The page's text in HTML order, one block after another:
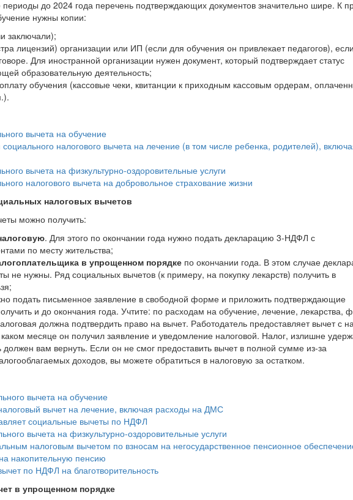
периоды до 2024 года перечень подтверждающих документов значительно шире. К
нужны копии:
заключали);
лицензий) организации или ИП (если для обучения он привлекает педагогов),
Для иностранной организации нужен документ, который подтверждает статус
образовательную деятельность;
обучения (кассовые чеки, квитанции к приходным кассовым ордерам,
вычета на обучение
налогового вычета на лечение (в том числе ребенка, родителей),
вычета на физкультурно-оздоровительные услуги
налогового вычета на добровольное страхование жизни
налоговых вычетов
можно получить:
. Для этого по окончании года нужно подать декларацию 3-НДФЛ с
по месту жительства;
в упрощенном порядке по окончании года. В этом случае
не нужны. Ряд социальных вычетов (к примеру, на покупку лекарств) получить в
подать письменное заявление в свободной форме и приложить подтверждающие
и до окончания года. Учтите: по расходам на обучение, лечение, лекарства,
должна подтвердить право на вычет. Работодатель предоставляет вычет с
каком месяце он получил заявление и уведомление налоговой. Налог, излишне
должен вам вернуть. Если он не смог предоставить вычет в полной сумме из-за
доходов, вы можете обратиться в налоговую за остатком.
вычета на обучение
вычет на лечение, включая расходы на ДМС
социальные вычеты по НДФЛ
вычета на физкультурно-оздоровительные услуги
налоговым вычетом по взносам на негосударственное пенсионное
накопительную пенсию
по НДФЛ на благотворительность
в упрощенном порядке